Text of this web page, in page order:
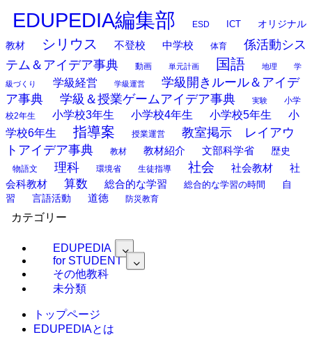
EDUPEDIA編集部 ESD ICT
オリジナル
教材
シリウス 不登校 中学校 体育
係活動シス
テム＆アイデア事典
動画 単元計画 国語 地理 学
級づくり 学級経営 学級運営
学級開きルール＆アイデ
ア事典
学級＆授業ゲームアイデア事典 実験
小学
校2年生
小学校3年生 小学校4年生 小学校5年生
小
学校6年生
指導案 授業運営
教室掲示 レイアウ
トアイデア事典
教材 教材紹介 文部科学省 歴史
物語文 理科 環境省 生徒指導 社会 社会教材
社
会科教材
算数 総合的な学習 総合的な学習の時間
自
習
言語活動 道徳 防災教育
カテゴリー
EDUPEDIA
for STUDENT
その他教科
未分類
トップページ
EDUPEDIAとは